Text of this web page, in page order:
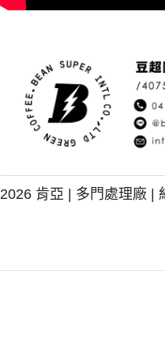
2026 肯亞 | 多門處理廠 |